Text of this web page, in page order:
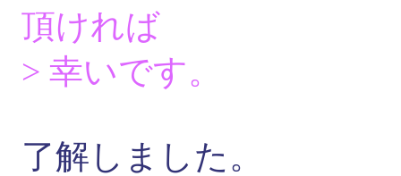
頂ければ
> 幸いです。
了解しました。